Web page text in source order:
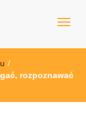
/
rozpoznawać